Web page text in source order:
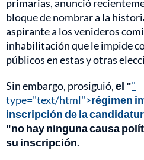
primarias, anunció
bloque de nombrar a la
aspirante a los venideros
inhabilitación que le impide
públicos en estas y otras
Sin embargo, prosiguió,el ""
type="text/html">régimen
inscripción de la
"no hay ninguna causa
su inscripción.